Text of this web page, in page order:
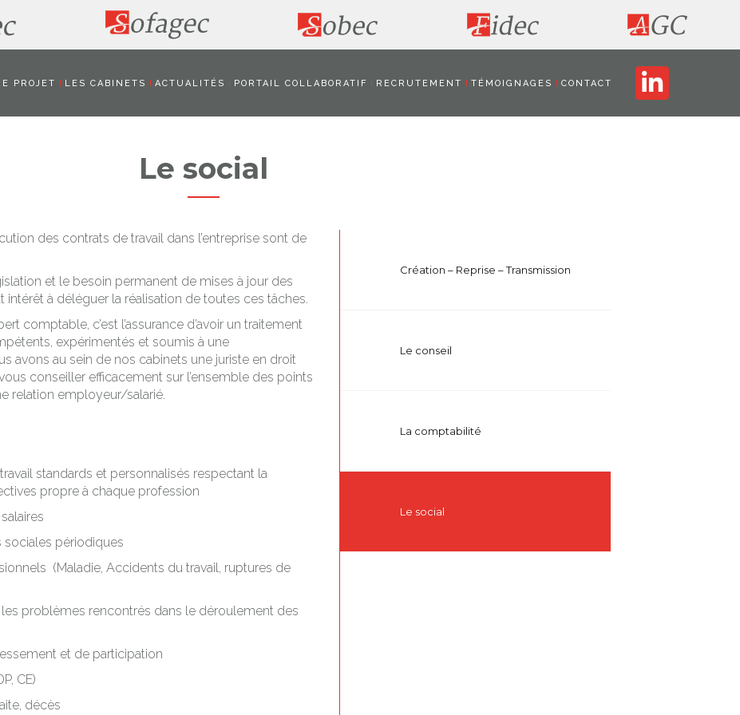
PROJET LES CABINETS ACTUALITÉS PORTAIL COLLABORATIF RECRUTEMENT TÉMOIGNAGES CONTACT
Le social
des contrats de travail dans l’entreprise sont de
et le besoin permanent de mises à jour des
intérêt à déléguer la réalisation de toutes ces tâches.
comptable, c’est l’assurance d’avoir un traitement
expérimentés et soumis à une
avons au sein de nos cabinets une juriste en droit
conseiller efficacement sur l’ensemble des points
relation employeur/salarié.
standards et personnalisés respectant la
propre à chaque profession
sociales périodiques
(Maladie, Accidents du travail, ruptures de
problèmes rencontrés dans le déroulement des
et de participation
CE)
décès
Création – Reprise – Transmission
Le conseil
La comptabilité
Le social